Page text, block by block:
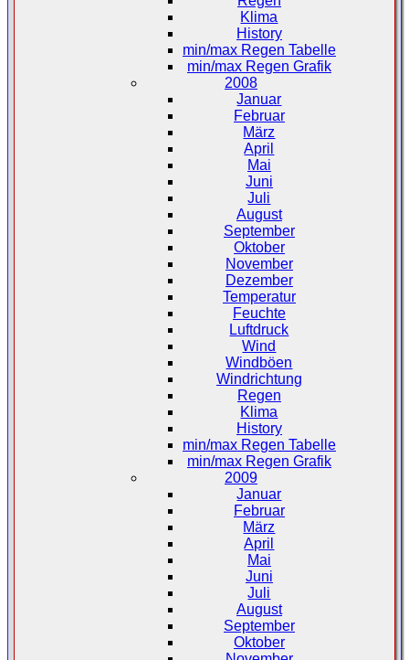
Klima
History
min/max Regen Tabelle
min/max Regen Grafik
2008
Januar
Februar
März
April
Mai
Juni
Juli
August
September
Oktober
November
Dezember
Temperatur
Feuchte
Luftdruck
Wind
Windböen
Windrichtung
Regen
Klima
History
min/max Regen Tabelle
min/max Regen Grafik
2009
Januar
Februar
März
April
Mai
Juni
Juli
August
September
Oktober